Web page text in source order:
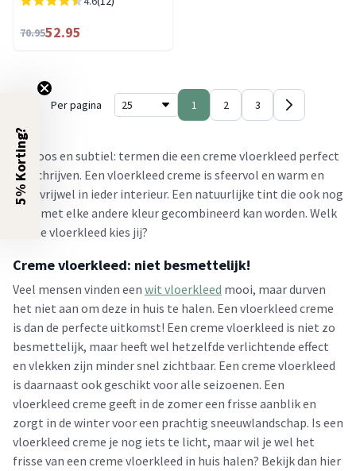
70.9552.95
Per pagina 1 2 3
Tijdloos en subtiel: termen die een creme vloerkleed perfect
omschrijven. Een vloerkleed creme is sfeervol en warm en
past vrijwel in ieder interieur. Een natuurlijke tint die ook nog
eens met elke andere kleur gecombineerd kan worden. Welk
creme vloerkleed kies jij?
Creme vloerkleed: niet besmettelijk!
Veel mensen vinden een wit vloerkleed mooi, maar durven
het niet aan om deze in huis te halen. Een vloerkleed creme
is dan de perfecte uitkomst! Een creme vloerkleed is niet zo
besmettelijk, maar heeft wel hetzelfde verlichtende effect
en vlekken zijn minder snel zichtbaar. Een creme vloerkleed
is daarnaast ook geschikt voor alle seizoenen. Een
vloerkleed creme geeft in de zomer een frisse aanblik en
zorgt in de winter voor een prachtig sneeuwlandschap. Is een
vloerkleed creme je nog iets te licht, maar wil je wel het
frisse van een creme vloerkleed in huis halen? Bekijk dan hier
5% Korting?